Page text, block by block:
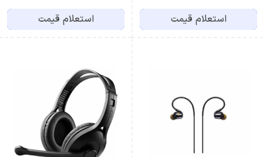
استعلام قیمت استعلام قیمت